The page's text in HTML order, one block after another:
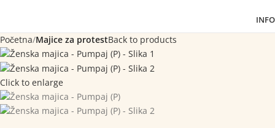
INFO
Početna Majice za protestBack to products
Click to enlarge